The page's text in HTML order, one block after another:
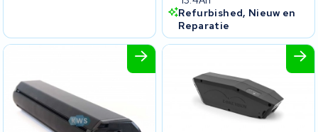
Refurbished, Nieuw en
Reparatie